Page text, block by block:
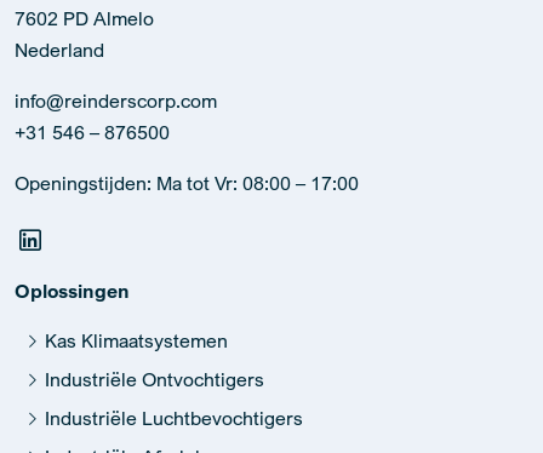
7602 PD Almelo
Nederland
info@reinderscorp.com
+31 546 – 876500
Openingstijden: Ma tot Vr: 08:00 – 17:00
Oplossingen
Kas Klimaatsystemen
Industriële Ontvochtigers
Industriële Luchtbevochtigers